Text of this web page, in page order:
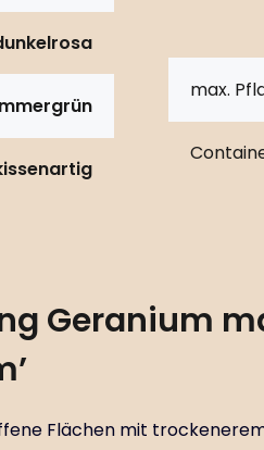
max.
Geranium
Flächen mit